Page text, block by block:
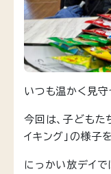
いつも温かく見守
今回は、子どもた
イキング」の様子
にっかい放デイで